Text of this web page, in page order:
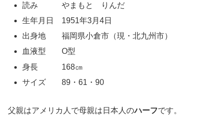
読み やまもと りんだ
生年月日 1951年3月4日
出身地 福岡県小倉市（現・北九州市）
血液型 O型
身長 168㎝
サイズ 89・61・90
父親はアメリカ人で母親は日本人のハーフです。